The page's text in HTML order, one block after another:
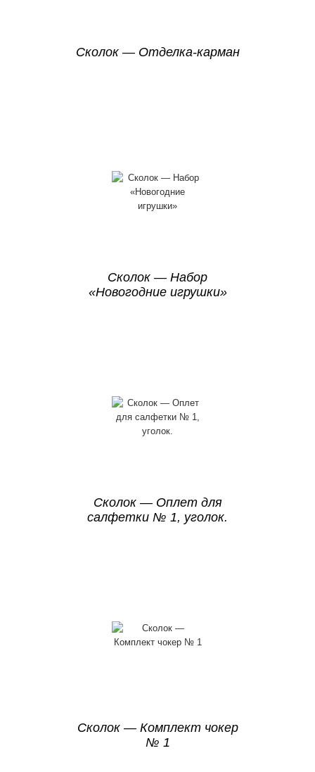
Сколок — Отделка-карман
Сколок — Набор
«Новогодние игрушки»
Сколок — Оплет для
салфетки № 1, уголок.
Сколок — Комплект чокер
№ 1